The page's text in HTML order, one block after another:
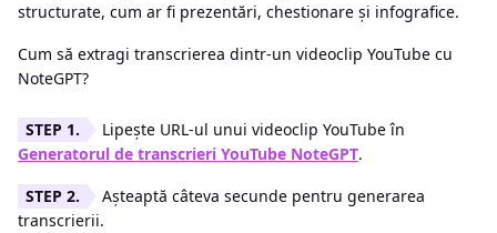
structurate, cum ar fi prezentări, chestionare și infografice.
Cum să extragi transcrierea dintr-un videoclip YouTube cu
NoteGPT?
Lipește URL-ul unui videoclip YouTube în
Generatorul de transcrieri YouTube NoteGPT.
Așteaptă câteva secunde pentru generarea
transcrierii.